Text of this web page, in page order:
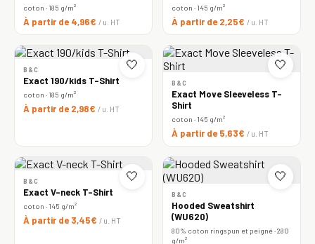
coton · 185 g/m²
À partir de 4,96€ / u. HT
coton · 145 g/m²
À partir de 2,25€ / u. HT
🤍
B&C
Exact 190/kids T-Shirt
coton · 185 g/m²
À partir de 2,98€ / u. HT
🤍
B&C
Exact Move Sleeveless T-
Shirt
coton · 145 g/m²
À partir de 5,63€ / u. HT
🤍
B&C
Exact V-neck T-Shirt
coton · 145 g/m²
À partir de 3,45€ / u. HT
🤍
B&C
Hooded Sweatshirt
(WU620)
80% coton ringspun et peigné · 280
g/m²